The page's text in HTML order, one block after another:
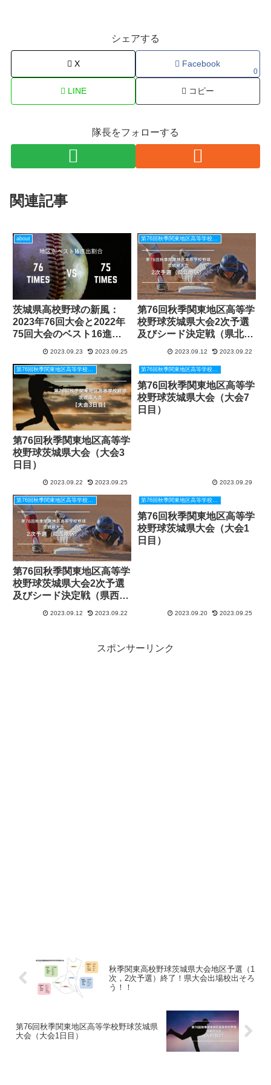
シェアする
X Facebook
0
LINE コピー
隊長をフォローする
関連記事
about
茨城県高校野球の新風：
2023年76回大会と2022年
75回大会のベスト16進出
2023.09.23 2023.09.25
第76回秋季関東地区高等学校野球茨城県大会
第76回秋季関東地区高等学
校野球茨城県大会2次予選
及びシード決定戦（県北地
2023.09.12 2023.09.22
第76回秋季関東地区高等学校野球茨城県大会
第76回秋季関東地区高等学
校野球茨城県大会（大会3
日目）
2023.09.22 2023.09.25
第76回秋季関東地区高等学校野球茨城県大会
第76回秋季関東地区高等学
校野球茨城県大会（大会7
日目）
2023.09.29
第76回秋季関東地区高等学校野球茨城県大会
第76回秋季関東地区高等学
校野球茨城県大会2次予選
及びシード決定戦（県西地
2023.09.12 2023.09.22
第76回秋季関東地区高等学校野球茨城県大会
第76回秋季関東地区高等学
校野球茨城県大会（大会1
日目）
2023.09.20 2023.09.25
スポンサーリンク
秋季関東高校野球茨城県大会地区予選（1
次，2次予選）終了！県大会出場校出そろ
う！！
第76回秋季関東地区高等学校野球茨城県
大会（大会1日目）